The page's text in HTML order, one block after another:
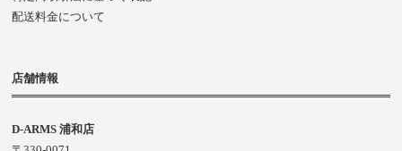
配送料金について
店舗情報
D-ARMS 浦和店